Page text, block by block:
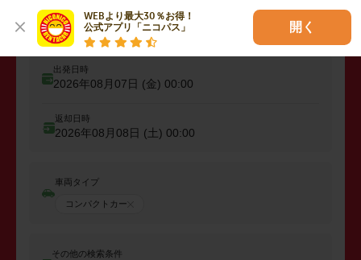
WEBより最大30％お得！
公式アプリ「ニコパス」
開く
出発店舗、エリアを入力
出発日時
2026年08月07日 (金) 00:00
返却日時
2026年08月08日 (土) 00:00
車両タイプ
コンパクトカー
その他の検索条件